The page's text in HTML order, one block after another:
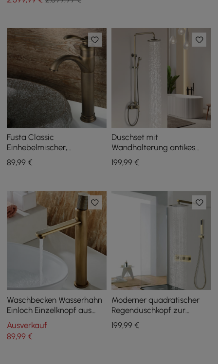
Fusta Classic
Einhebelmischer,
Monoblock, für
Badezimmer, massives
89,99 €
Duschset mit
Wandhalterung antikes
Messing mit 20 cm
Regenduschkopf und
199,99€
Waschbecken Wasserhahn
Einloch Einzelknopf aus
massivem Messing
Ausverkauf
89,99 €
Moderner quadratischer
Regenduschkopf zur
Wandmontage aus
massivem Messing in
199,99€